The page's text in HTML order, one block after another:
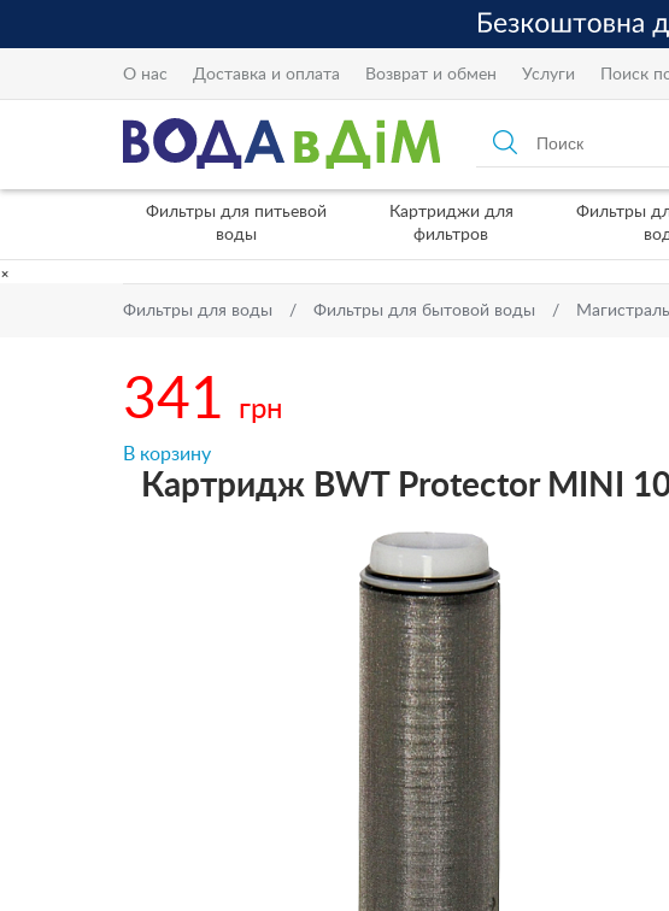
О нас Доставка и оплата Возврат и обмен Услуги Поиск
Фильтры для питьевой
воды
Картриджи для
фильтров
Фильтры
×
Фильтры для воды Фильтры для бытовой воды
341 грн
В корзину
Картридж BWT Protector MINI